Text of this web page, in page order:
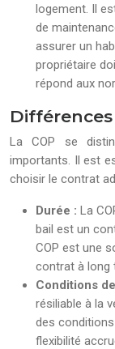
logement. Il
de
assurer un
propriétaire
répond aux
La COP se
importants. Il est
choisir le contrat
Durée : La
bail est un
COP est une
contrat à long
Conditions
résiliable à la
des
flexibilité